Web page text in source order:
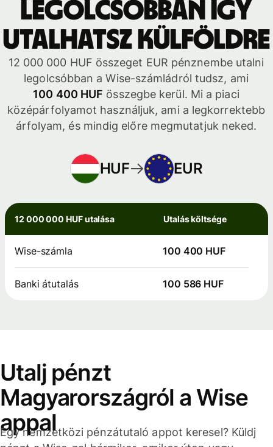
legolcsóbban így
utalhatsz külföldre
12 000 000 HUF összeget EUR pénznembe utalni
legolcsóbban a Wise-számládról tudsz, ami
100 400 HUF összegbe kerül. Mi a piaci
középárfolyamot használjuk, ami a legkorrektebb
árfolyam, és mindig előre megmutatjuk neked.
HUF EUR
12 000 000 HUF utalása Utalás költsége
Wise-számla 100 400 HUF
Banki átutalás 100 586 HUF
Utalj pénzt
Magyarországról a Wise
appal
Egy nemzetközi pénzátutaló appot keresel? Küldj